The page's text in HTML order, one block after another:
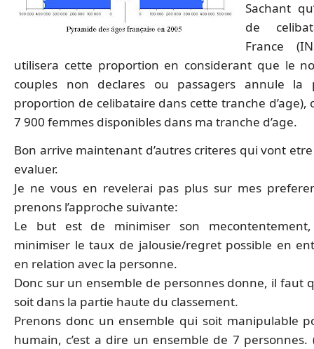
Sachant
de
France
utilisera cette proportion en considerant que le
couples non declares ou passagers annule la
proportion de celibataire dans cette tranche d’age),
7 900 femmes disponibles dans ma tranche d’age.
Bon arrive maintenant d’autres criteres qui vont
evaluer.
Je ne vous en revelerai pas plus sur mes
prenons l’approche suivante:
Le but est de minimiser son
minimiser le taux de jalousie/regret possible en
en relation avec la personne.
Donc sur un ensemble de personnes donne, il faut
soit dans la partie haute du classement.
Prenons donc un ensemble qui soit manipulable
humain, c’est a dire un ensemble de 7 personnes.